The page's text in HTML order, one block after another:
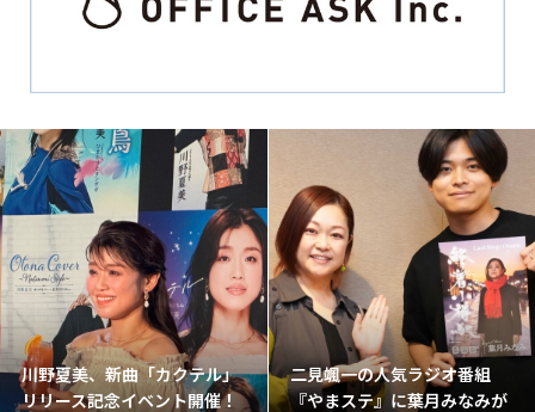
川野夏美、新曲「カクテル」
リリース記念イベント開催！
二見颯一の人気ラジオ番組
『やまステ』に葉月みなみが